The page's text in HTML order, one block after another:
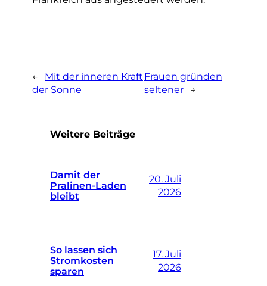
←
Mit der inneren Kraft
der Sonne
Frauen gründen
seltener
→
Weitere Beiträge
Damit der
Pralinen-Laden
bleibt
20. Juli
2026
So lassen sich
Stromkosten
sparen
17. Juli
2026